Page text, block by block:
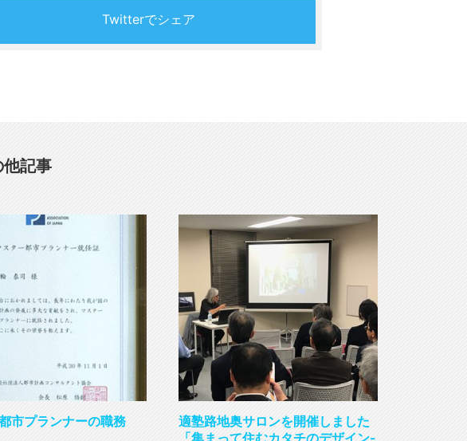
Twitterでシェア
他記事
市プランナーの職務
適塾路地奥サロンを開催しました